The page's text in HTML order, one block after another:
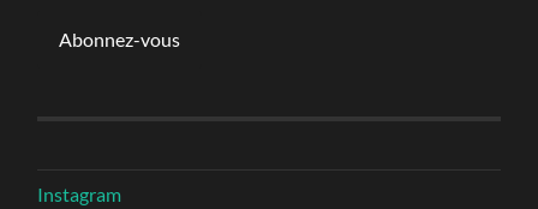
Abonnez-vous
Instagram